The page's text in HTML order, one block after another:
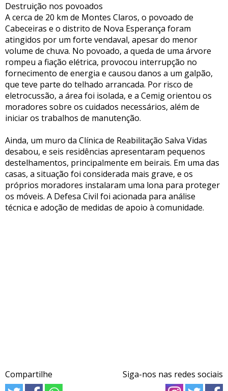
Destruição nos povoados
A cerca de 20 km de Montes Claros, o povoado de
Cabeceiras e o distrito de Nova Esperança foram
atingidos por um forte vendaval, apesar do menor
volume de chuva. No povoado, a queda de uma árvore
rompeu a fiação elétrica, provocou interrupção no
fornecimento de energia e causou danos a um galpão,
que teve parte do telhado arrancada. Por risco de
eletrocussão, a área foi isolada, e a Cemig orientou os
moradores sobre os cuidados necessários, além de
iniciar os trabalhos de manutenção.
Ainda, um muro da Clínica de Reabilitação Salva Vidas
desabou, e seis residências apresentaram pequenos
destelhamentos, principalmente em beirais. Em uma das
casas, a situação foi considerada mais grave, e os
próprios moradores instalaram uma lona para proteger
os móveis. A Defesa Civil foi acionada para análise
técnica e adoção de medidas de apoio à comunidade.
Compartilhe Siga-nos nas redes sociais